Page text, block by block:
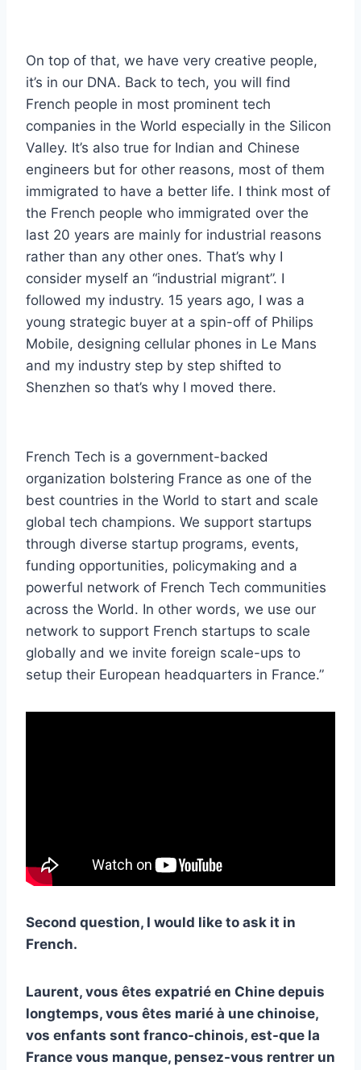
On top of that, we have very creative people,
it’s in our DNA. Back to tech, you will find
French people in most prominent tech
companies in the World especially in the Silicon
Valley. It’s also true for Indian and Chinese
engineers but for other reasons, most of them
immigrated to have a better life. I think most of
the French people who immigrated over the
last 20 years are mainly for industrial reasons
rather than any other ones. That’s why I
consider myself an “industrial migrant”. I
followed my industry. 15 years ago, I was a
young strategic buyer at a spin-off of Philips
Mobile, designing cellular phones in Le Mans
and my industry step by step shifted to
Shenzhen so that’s why I moved there.
French Tech is a government-backed
organization bolstering France as one of the
best countries in the World to start and scale
global tech champions. We support startups
through diverse startup programs, events,
funding opportunities, policymaking and a
powerful network of French Tech communities
across the World. In other words, we use our
network to support French startups to scale
globally and we invite foreign scale-ups to
setup their European headquarters in France.”
Second question, I would like to ask it in
French.
Laurent, vous êtes expatrié en Chine depuis
longtemps, vous êtes marié à une chinoise,
vos enfants sont franco-chinois, est-que la
France vous manque, pensez-vous rentrer un